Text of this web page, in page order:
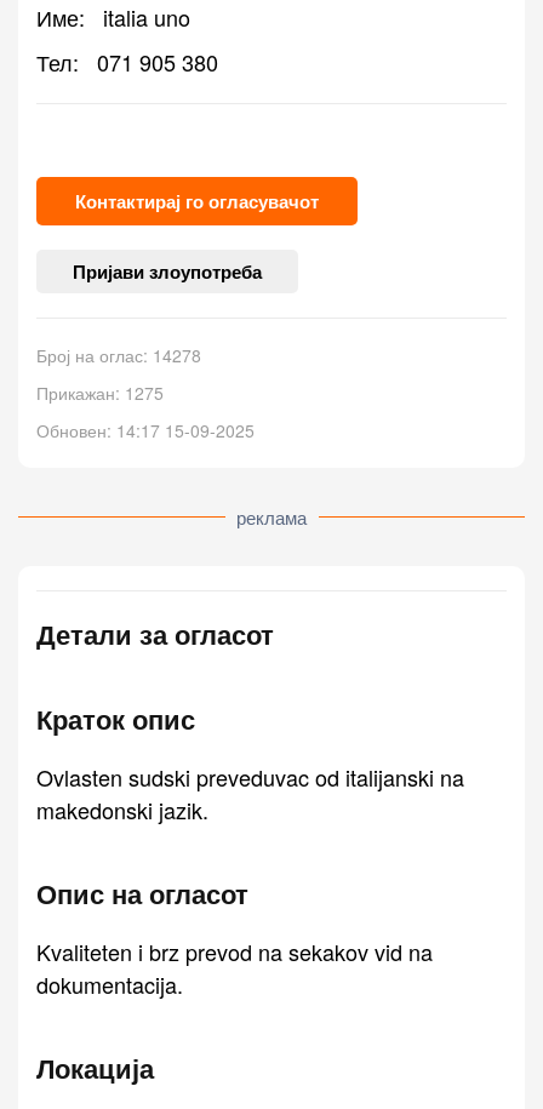
Име:
italia uno
Тел:
071 905 380
Контактирај го огласувачот
Пријави злоупотреба
Број на оглас: 14278
Прикажан: 1275
Обновен: 14:17 15-09-2025
реклама
Детали за огласот
Краток опис
Ovlasten sudski preveduvac od italijanski na
makedonski jazik.
Опис на огласот
Kvaliteten i brz prevod na sekakov vid na
dokumentacija.
Локација